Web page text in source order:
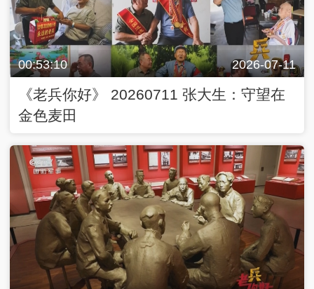
00:53:10 2026-07-11
《老兵你好》 20260711 张大生：守望在
金色麦田